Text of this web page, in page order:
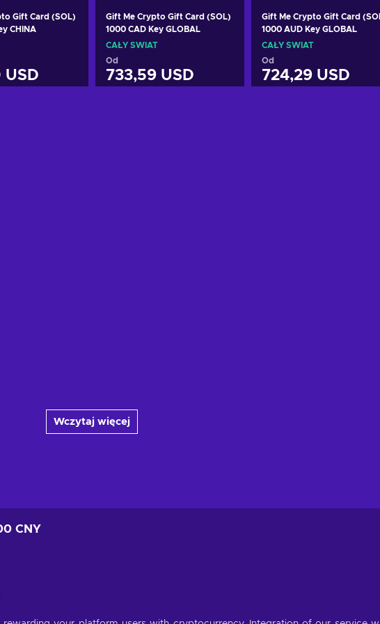
Gift Card (SOL)
CHINA
USD
Gift Me Crypto Gift Card (SOL)
1000 CAD Key GLOBAL
CAŁY ŚWIAT
Od
733,59 USD
Gift Me Crypto Gift Card
1000 AUD Key GLOBAL
CAŁY ŚWIAT
Od
724,29 USD
Wczytaj więcej
CNY